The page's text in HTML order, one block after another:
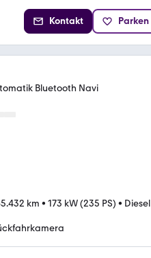
Kontakt Parken
Bluetooth Navi
km • 173 kW (235 PS) • Diesel